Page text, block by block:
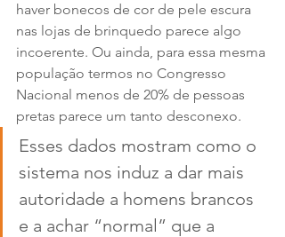
haver bonecos de cor de pele escura
nas lojas de brinquedo parece algo
incoerente. Ou ainda, para essa mesma
população termos no Congresso
Nacional menos de 20% de pessoas
pretas parece um tanto desconexo.
Esses dados mostram como o
sistema nos induz a dar mais
autoridade a homens brancos
e a achar “normal” que a